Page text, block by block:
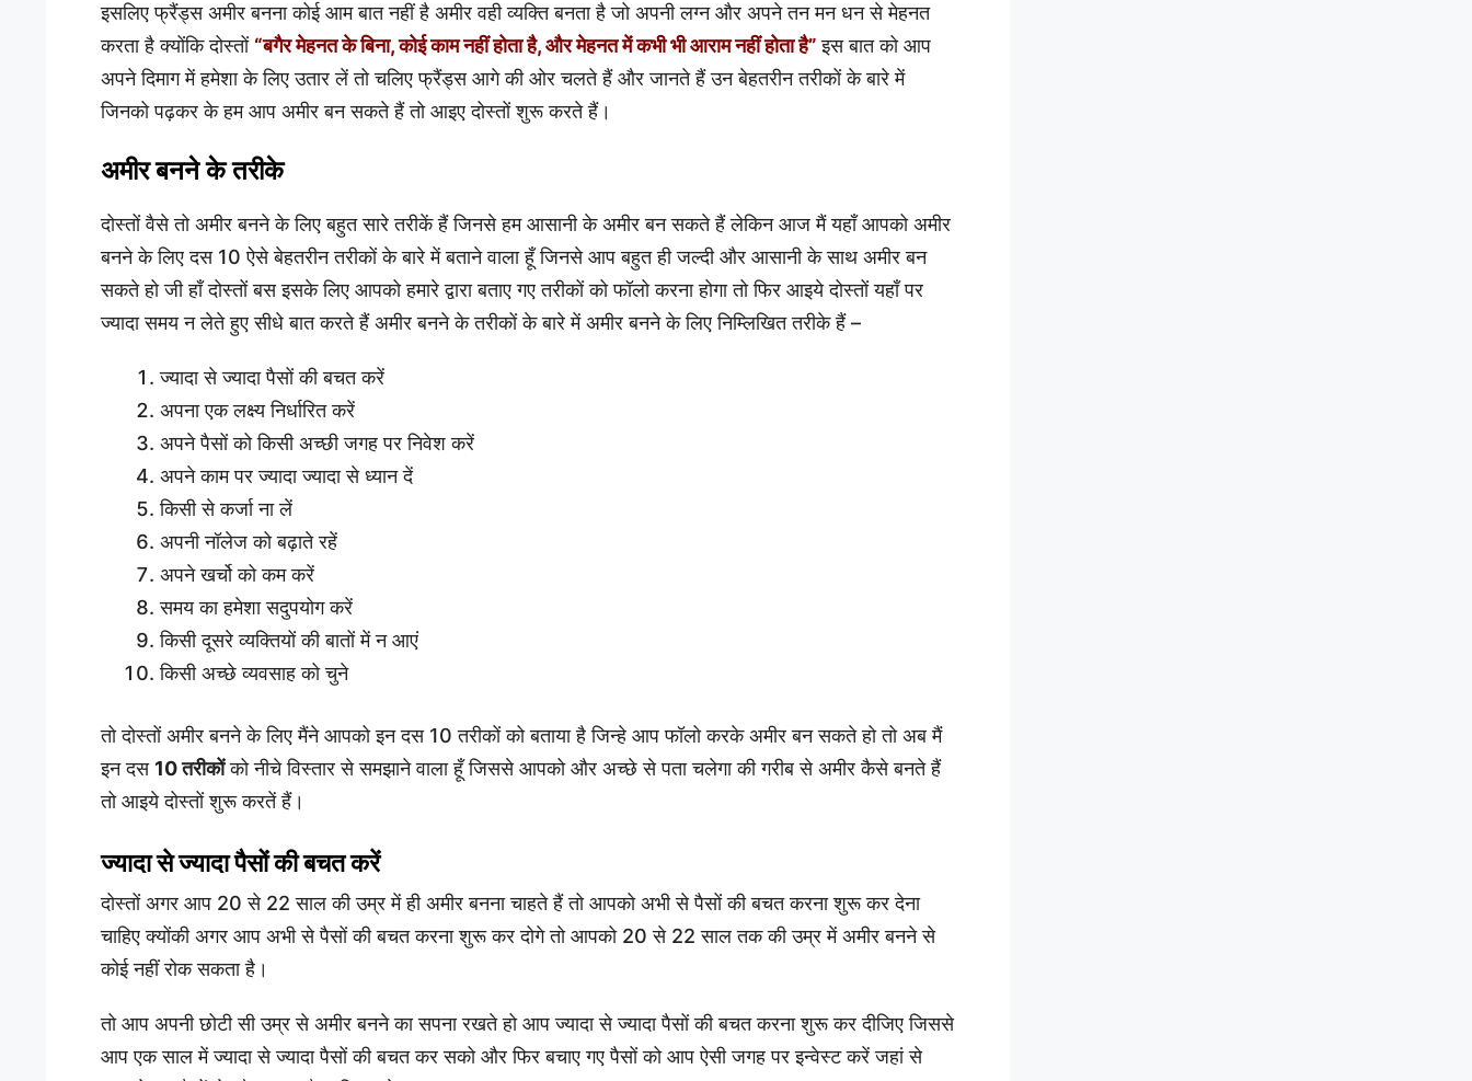
इसलिए फ्रैंड्स अमीर बनना कोई आम बात नहीं है अमीर वही व्यक्ति बनता है जो अपनी लग्न और अपने तन मन धन से मेहनत
करता है क्योंकि दोस्तों “बगैर मेहनत के बिना, कोई काम नहीं होता है, और मेहनत में कभी भी आराम नहीं होता है” इस बात को आप
अपने दिमाग में हमेशा के लिए उतार लें तो चलिए फ्रैंड्स आगे की ओर चलते हैं और जानते हैं उन बेहतरीन तरीकों के बारे में
जिनको पढ़कर के हम आप अमीर बन सकते हैं तो आइए दोस्तों शुरू करते हैं।
अमीर बनने के तरीके
दोस्तों वैसे तो अमीर बनने के लिए बहुत सारे तरीकें हैं जिनसे हम आसानी के अमीर बन सकते हैं लेकिन आज मैं यहाँ आपको अमीर
बनने के लिए दस 10 ऐसे बेहतरीन तरीकों के बारे में बताने वाला हूँ जिनसे आप बहुत ही जल्दी और आसानी के साथ अमीर बन
सकते हो जी हाँ दोस्तों बस इसके लिए आपको हमारे द्वारा बताए गए तरीकों को फॉलो करना होगा तो फिर आइये दोस्तों यहाँ पर
ज्यादा समय न लेते हुए सीधे बात करते हैं अमीर बनने के तरीकों के बारे में अमीर बनने के लिए निम्लिखित तरीके हैं –
ज्यादा से ज्यादा पैसों की बचत करें
अपना एक लक्ष्य निर्धारित करें
अपने पैसों को किसी अच्छी जगह पर निवेश करें
अपने काम पर ज्यादा ज्यादा से ध्यान दें
किसी से कर्जा ना लें
अपनी नॉलेज को बढ़ाते रहें
अपने खर्चो को कम करें
समय का हमेशा सदुपयोग करें
किसी दूसरे व्यक्तियों की बातों में न आएं
किसी अच्छे व्यवसाह को चुने
तो दोस्तों अमीर बनने के लिए मैंने आपको इन दस 10 तरीकों को बताया है जिन्हे आप फॉलो करके अमीर बन सकते हो तो अब मैं
इन दस 10 तरीकोंको नीचे विस्तार से समझाने वाला हूँ जिससे आपको और अच्छे से पता चलेगा की गरीब से अमीर कैसे बनते हैं
तो आइये दोस्तों शुरू करतें हैं।
ज्यादा से ज्यादा पैसों की बचत करें
दोस्तों अगर आप 20 से 22 साल की उम्र में ही अमीर बनना चाहते हैं तो आपको अभी से पैसों की बचत करना शुरू कर देना
चाहिए क्योंकी अगर आप अभी से पैसों की बचत करना शुरू कर दोगे तो आपको 20 से 22 साल तक की उम्र में अमीर बनने से
कोई नहीं रोक सकता है।
तो आप अपनी छोटी सी उम्र से अमीर बनने का सपना रखते हो आप ज्यादा से ज्यादा पैसों की बचत करना शुरू कर दीजिए जिससे
आप एक साल में ज्यादा से ज्यादा पैसों की बचत कर सको और फिर बचाए गए पैसों को आप ऐसी जगह पर इन्वेस्ट करें जहां से